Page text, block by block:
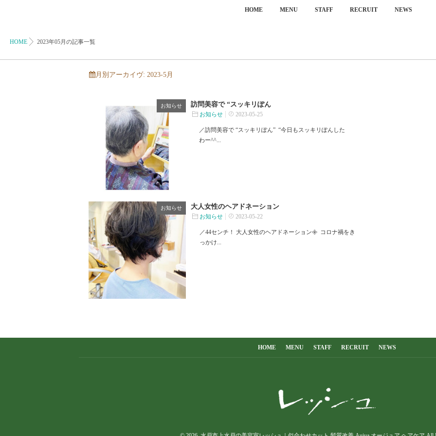
HOME MENU STAFF RECRUIT NEWS
HOME 2023年05月の記事一覧
月別アーカイヴ: 2023-5月
お知らせ 訪問美容で “スッキリぽん
お知らせ 2023-05-25
／訪問美容で “スッキリぽん” ⁡ “今日もスッキリぽんした
わー^^...
お知らせ 大人女性のヘアドネーション
お知らせ 2023-05-22
／44センチ！ 大人女性のヘアドネーション𖧷 ⁡ コロナ禍をき
っかけ...
HOME MENU STAFF RECRUIT NEWS